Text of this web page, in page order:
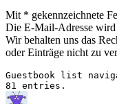
Mit * gekennzeichnete
Die E-Mail-Adresse
Wir behalten uns das
oder Einträge nicht zu
Guestbook list
81 entries.